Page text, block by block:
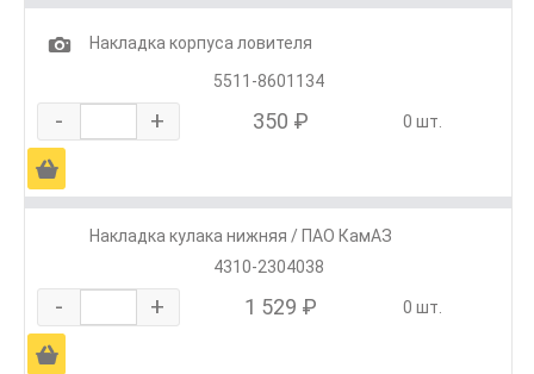
1
Накладка корпуса ловителя
5511-8601134
- + 350 ₽ 0 шт.
Ä
Накладка кулака нижняя / ПАО КамАЗ
4310-2304038
- + 1 529 ₽ 0 шт.
Ä